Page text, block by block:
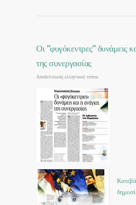
Οι “φυγόκεντρες” δυνάμεις
της συνεργασίας
Αποδελτίωση ελληνικού τύπου